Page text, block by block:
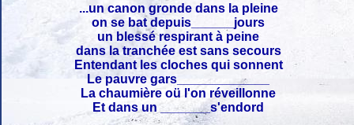
...un canon gronde dans la pleine
on se bat depuis______jours
un blessé respirant à peine
dans la tranchée est sans secours
Entendant les cloches qui sonnent
Le pauvre gars_____________
La chaumière oü l'on réveillonne
Et dans un _______s'endord